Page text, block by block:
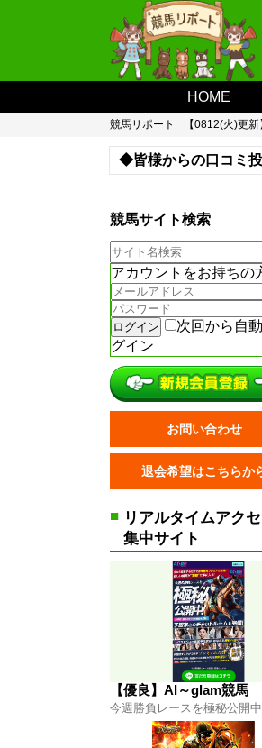
HOME
競馬リポート 【0812(火)更
◆皆様からの口コミ
競馬サイト検索
アカウントをお持ちの
次回から自
グイン
お問い合わせ
退会希望はこちらか
■ リアルタイムアク
集中サイト
【優良】AI～glam競馬
今週勝負レースを極秘公開中